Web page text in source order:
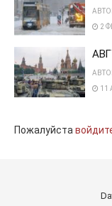
2
11
Пожалуйста